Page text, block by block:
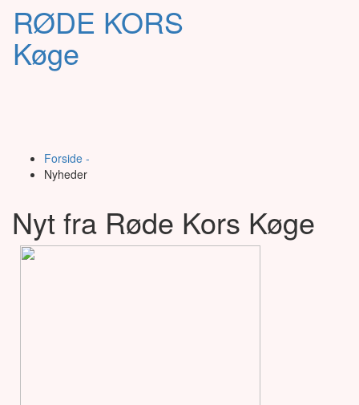
RØDE KORS
Køge
Forside -
Nyheder
Nyt fra Røde Kors Køge